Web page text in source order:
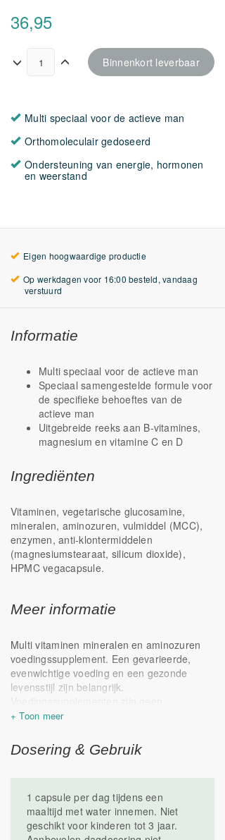
36,95
Binnenkort leverbaar
Multi speciaal voor de actieve man
Orthomoleculair gedoseerd
Ondersteuning van energie, hormonen
en weerstand
Eigen hoogwaardige productie
Op werkdagen voor 16:00 besteld, vandaag
verstuurd
Informatie
Multi speciaal voor de actieve man
Speciaal samengestelde formule voor
de specifieke behoeftes van de
actieve man
Uitgebreide reeks aan B-vitamines,
magnesium en vitamine C en D
Ingrediënten
Vitaminen, vegetarische glucosamine,
mineralen, aminozuren, vulmiddel (MCC),
enzymen, anti-klontermiddelen
(magnesiumstearaat, silicum dioxide),
HPMC vegacapsule.
Meer informatie
Multi vitaminen mineralen en aminozuren
voedingssupplement. Een gevarieerde,
evenwichtige voeding en een gezonde
levensstijl zijn belangrijk.
Voedingssupplementen zijn geen
vervanging van een gevarieerde voeding.
kinderen bewaren. Geproduceerd in
Nederland
Dosering & Gebruik
1 capsule per dag tijdens een
maaltijd met water innemen. Niet
geschikt voor kinderen tot 3 jaar.